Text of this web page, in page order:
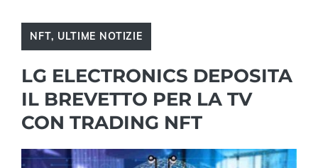
NFT, ULTIME NOTIZIE
LG ELECTRONICS DEPOSITA
IL BREVETTO PER LA TV
CON TRADING NFT